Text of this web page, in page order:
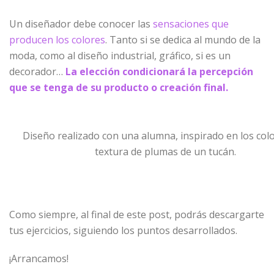
Un diseñador debe conocer las sensaciones que
producen los colores. Tanto si se dedica al mundo de la
moda, como al diseño industrial, gráfico, si es un
decorador… La elección condicionará la percepción
que se tenga de su producto o creación final.
Diseño realizado con una alumna, inspirado en los
textura de plumas de un tucán.
Como siempre, al final de este post, podrás descargarte
tus ejercicios, siguiendo los puntos desarrollados.
¡Arrancamos!